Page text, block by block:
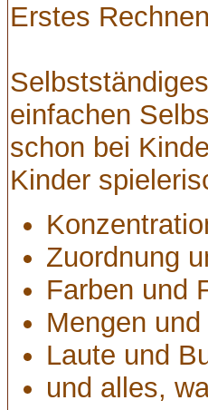
Erstes Rechnen
einfachen
schon bei
Kinder
Zuordnung
Farben und
Mengen
Laute und
und alles,